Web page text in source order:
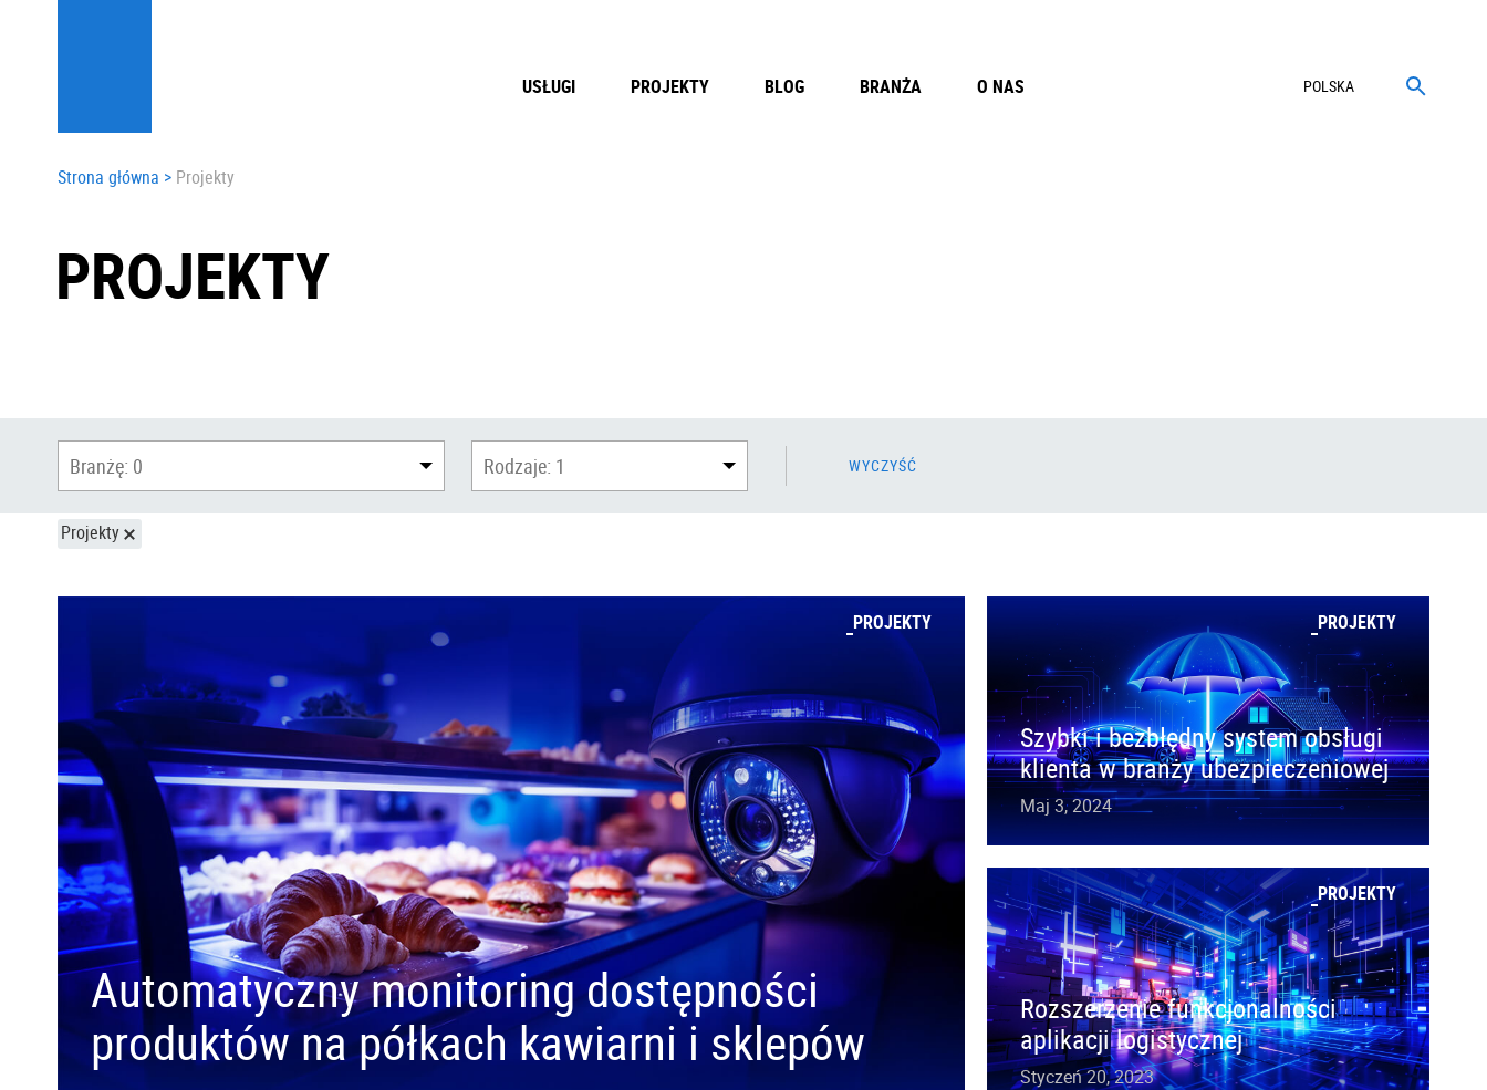
POLSKA
USŁUGI PROJEKTY BLOG BRANŻA O NAS
Strona główna > Projekty
PROJEKTY
Branżę: 0 Rodzaje: 1 WYCZYŚĆ
Projekty
PROJEKTY
Automatyczny monitoring dostępności
produktów na półkach kawiarni i sklepów
PROJEKTY
Szybki i bezbłędny system obsługi
klienta w branży ubezpieczeniowej
Maj 3, 2024
PROJEKTY
Rozszerzenie funkcjonalności
aplikacji logistycznej
Styczeń 20, 2023